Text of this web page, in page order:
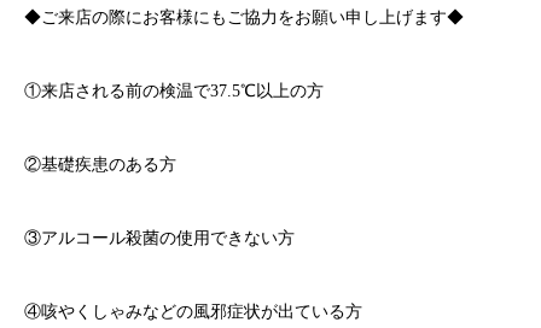
◆ご来店の際にお客様にもご協力をお願い申し上げます◆
①来店される前の検温で37.5℃以上の方
②基礎疾患のある方
③アルコール殺菌の使用できない方
④咳やくしゃみなどの風邪症状が出ている方